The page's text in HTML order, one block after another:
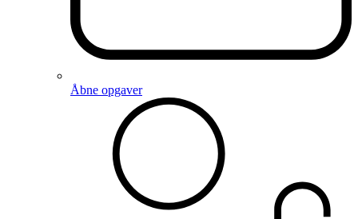
Åbne opgaver